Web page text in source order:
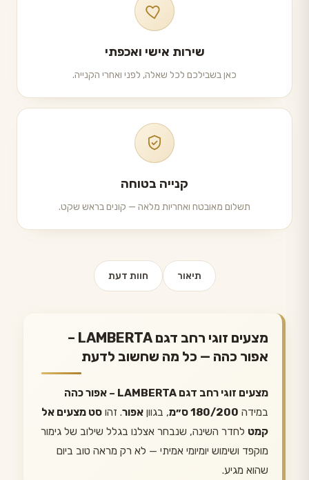
שירות אישי ואכפתי
כאן בשבילכם לכל שאלה, לפני ואחרי הקנייה.
קנייה בטוחה
תשלום מאובטח ואחריות מלאה — קונים בראש שקט.
תיאור חוות דעת
מצעים זוגי רחב דגם LAMBERTA –
אפור כהה — כל מה שחשוב לדעת
מצעים זוגי רחב דגם LAMBERTA – אפור כהה
במידה 180/200 ס״מ , בגוון אפור. זהו סט מצעים אל
קמט לחדר השינה, שנבחר אצלנו בגלל שילוב של גימור
מוקפד ושימוש יומיומי אמיתי — לא רק מראה טוב ביום
שהוא מגיע.